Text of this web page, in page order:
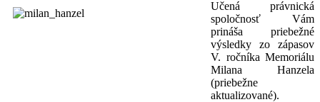
Učená právnická
spoločnosť Vám
prináša priebežné
výsledky zo zápasov
V. ročníka Memoriálu
Milana Hanzela
(priebežne
aktualizované).